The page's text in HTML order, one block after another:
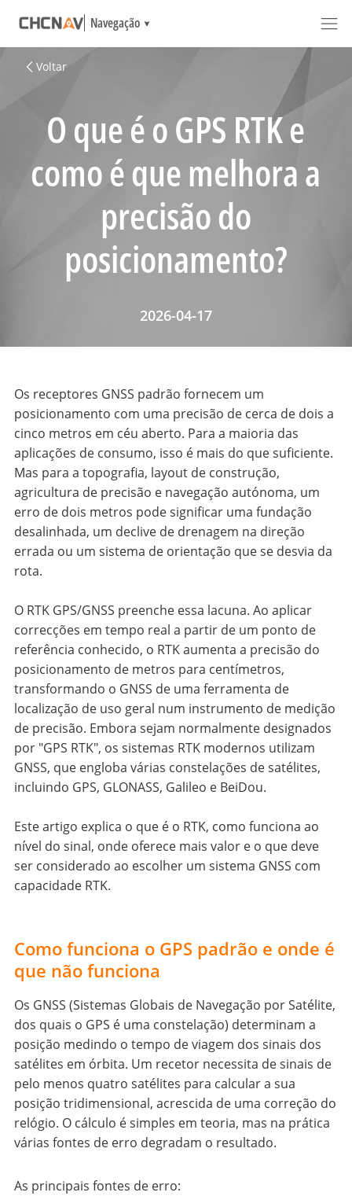
Navegação
Voltar
O que é o GPS RTK e
como é que melhora a
precisão do
posicionamento?
2026-04-17
Os receptores GNSS padrão fornecem um
posicionamento com uma precisão de cerca de dois a
cinco metros em céu aberto. Para a maioria das
aplicações de consumo, isso é mais do que suficiente.
Mas para a topografia, layout de construção,
agricultura de precisão e navegação autónoma, um
erro de dois metros pode significar uma fundação
desalinhada, um declive de drenagem na direção
errada ou um sistema de orientação que se desvia da
rota.
O RTK GPS/GNSS preenche essa lacuna. Ao aplicar
correcções em tempo real a partir de um ponto de
referência conhecido, o RTK aumenta a precisão do
posicionamento de metros para centímetros,
transformando o GNSS de uma ferramenta de
localização de uso geral num instrumento de medição
de precisão. Embora sejam normalmente designados
por "GPS RTK", os sistemas RTK modernos utilizam
GNSS, que engloba várias constelações de satélites,
incluindo GPS, GLONASS, Galileo e BeiDou.
Este artigo explica o que é o RTK, como funciona ao
nível do sinal, onde oferece mais valor e o que deve
ser considerado ao escolher um sistema GNSS com
capacidade RTK.
Como funciona o GPS padrão e onde é
que não funciona
Os GNSS (Sistemas Globais de Navegação por Satélite,
dos quais o GPS é uma constelação) determinam a
posição medindo o tempo de viagem dos sinais dos
satélites em órbita. Um recetor necessita de sinais de
pelo menos quatro satélites para calcular a sua
posição tridimensional, acrescida de uma correção do
relógio. O cálculo é simples em teoria, mas na prática
várias fontes de erro degradam o resultado.
As principais fontes de erro: